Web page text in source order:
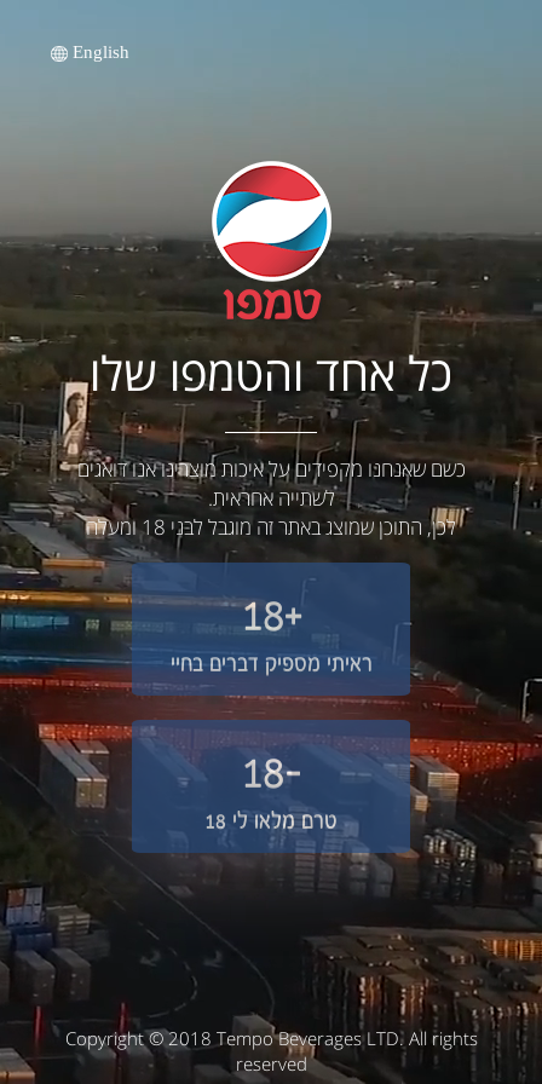
English
כל אחד והטמפו שלו
כשם שאנחנו מקפידים על איכות מוצרינו אנו דואגים
לשתייה אחראית.
לכן, התוכן שמוצג באתר זה מוגבל לבני 18 ומעלה
+18
ראיתי מספיק דברים בחיי
-18
טרם מלאו לי 18
Copyright © 2018 Tempo Beverages LTD. All rights
reserved